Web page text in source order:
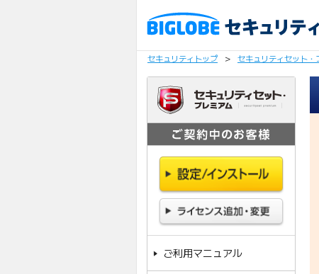
セキュリティトップ > セキュリティセット・
ご利用マニュアル